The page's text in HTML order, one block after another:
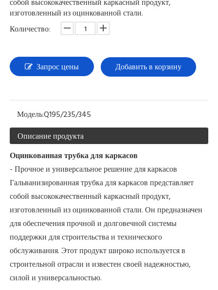
изготовленный из оцинкованной стали.
Количество:
Запрос цены Добавить в корзину
Модель:Q195/235/345
Описание продукта
Оцинкованная трубка для каркасов
- Прочное и универсальное решение для каркасов
Гальванизированная трубка для каркасов представляет
собой высококачественный каркасный продукт,
изготовленный из оцинкованной стали. Он предназначен
для обеспечения прочной и долговечной системы
поддержки для строительства и технического
обслуживания. Этот продукт широко используется в
строительной отрасли и известен своей надежностью,
силой и универсальностью.